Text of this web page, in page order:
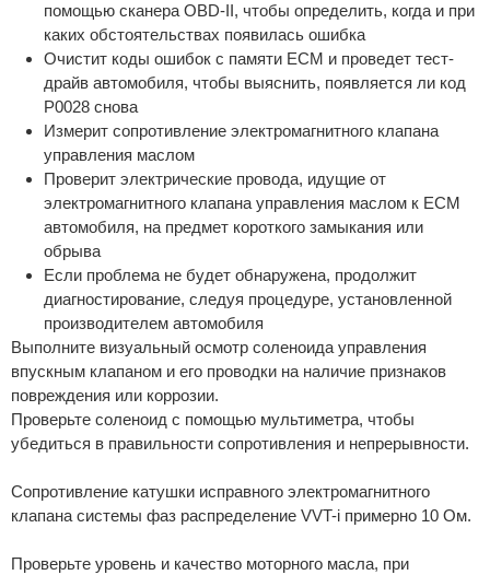
помощью сканера OBD-II, чтобы определить, когда и при
каких обстоятельствах появилась ошибка
Очистит коды ошибок с памяти ECM и проведет тест-
драйв автомобиля, чтобы выяснить, появляется ли код
P0028 снова
Измерит сопротивление электромагнитного клапана
управления маслом
Проверит электрические провода, идущие от
электромагнитного клапана управления маслом к ECM
автомобиля, на предмет короткого замыкания или
обрыва
Если проблема не будет обнаружена, продолжит
диагностирование, следуя процедуре, установленной
производителем автомобиля
Выполните визуальный осмотр соленоида управления
впускным клапаном и его проводки на наличие признаков
повреждения или коррозии.
Проверьте соленоид с помощью мультиметра, чтобы
убедиться в правильности сопротивления и непрерывности.
Сопротивление катушки исправного электромагнитного
клапана системы фаз распределение VVT-i примерно 10 Ом.
Проверьте уровень и качество моторного масла, при